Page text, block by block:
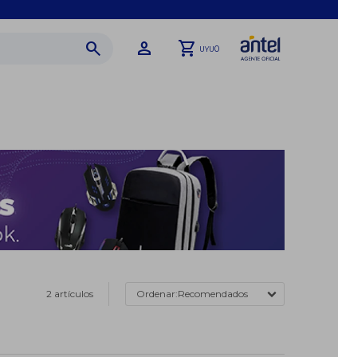
UYU0
2 artículos Recomendados